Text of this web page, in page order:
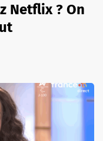
Netflix ? On